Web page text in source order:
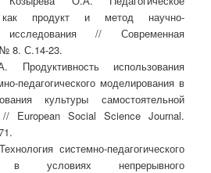
как продукт и метод научно-
исследования // Современная
№ 8. С.14-23.
использования
педагогического моделирования в
культуры самостоятельной
// European Social Science Journal.
системно-педагогического
в условиях непрерывного